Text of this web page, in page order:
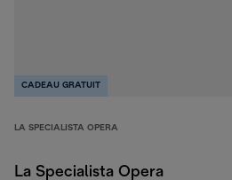
CADEAU GRATUIT
LA SPECIALISTA OPERA
La Specialista Opera